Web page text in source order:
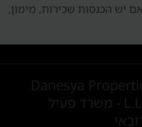
יש הכנסות שכירות, מימון,
Danesya
L.L.C - משרד פעיל